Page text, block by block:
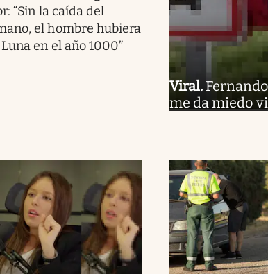
“Sin la caída del
el hombre hubiera
en el año 1000”
Viral.
me da miedo